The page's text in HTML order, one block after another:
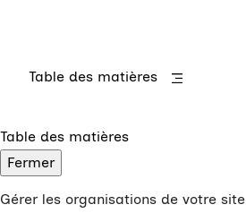
Table des matières
Table des matières
Fermer
Gérer les organisations de votre site